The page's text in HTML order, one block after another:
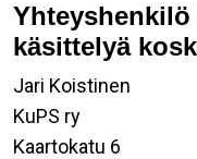
käsittelyä
Jari Koistinen
KuPS ry
Kaartokatu 6